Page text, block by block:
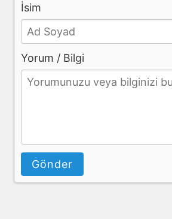
İsim
Yorum / Bilgi
Gönder